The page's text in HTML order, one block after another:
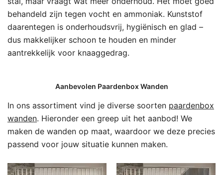
behandeld zijn tegen vocht en ammoniak. Kunststof
daarentegen is onderhoudsvrij, hygiënisch en glad –
dus makkelijker schoon te houden en minder
aantrekkelijk voor knaaggedrag.
Aanbevolen Paardenbox Wanden
In ons assortiment vind je diverse soorten paardenbox
wanden. Hieronder een greep uit het aanbod! We
maken de wanden op maat, waardoor we deze precies
passend voor jouw situatie kunnen maken.